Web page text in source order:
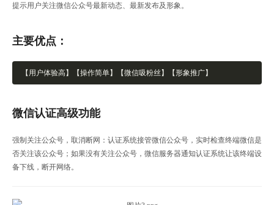
提示用户关注微信公众号最新动态、最新发布及形象。
主要优点：
【用户体验高】【操作简单】【微信吸粉丝】【形象推广】
微信认证高级功能
强制关注公众号，取消断网：认证系统接管微信公众号，实时检查终端微信是
否关注该公众号；如果没有关注公众号，微信服务器通知认证系统让该终端设
备下线，断开网络。